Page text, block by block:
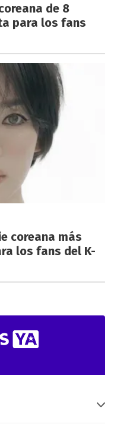
de 8
para los fans
coreana más
los fans del K-